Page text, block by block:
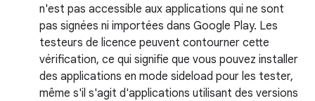
n'est pas accessible aux applications qui ne sont
pas signées ni importées dans Google Play. Les
testeurs de licence peuvent contourner cette
vérification, ce qui signifie que vous pouvez installer
des applications en mode sideload pour les tester,
même s'il s'agit d'applications utilisant des versions